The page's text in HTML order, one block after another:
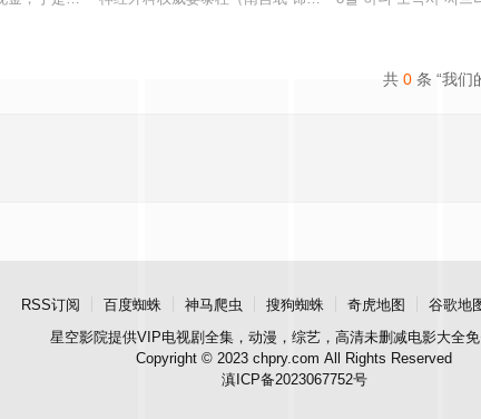
共 0 条 “我们
RSS订阅 百度蜘蛛 神马爬虫 搜狗蜘蛛 奇虎地图 谷歌地
星空影院提供VIP电视剧全集，动漫，综艺，高清未删减电影大全
Copyright © 2023 chpry.com All Rights Reserved
滇ICP备2023067752号